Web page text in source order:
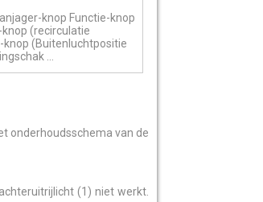
knop Functie-knop
(recirculatie
(Buitenluchtpositie
...
onderhoudsschema van de
(1) niet werkt.